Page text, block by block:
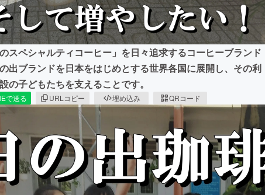
スペシャルティコーヒー」を日々追求するコーヒーブランド
出ブランドを日本をはじめとする世界各国に展開し、その利
の子どもたちを支えることです。
で送る URLコピー 埋め込み QRコード